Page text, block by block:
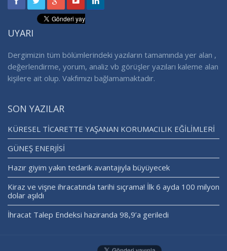
UYARI
Dergimizin tüm bölümlerindeki yazıların tamamında yer alan ,
değerlendirme, yorum, analiz vb görüşler yazıları kaleme alan
kişilere ait olup. Vakfımızı bağlamamaktadır.
SON YAZILAR
KÜRESEL TİCARETTE YAŞANAN KORUMACILIK EĞİLİMLERİ
GÜNEŞ ENERJİSİ
Hazır giyim yakın tedarik avantajıyla büyüyecek
Kiraz ve vişne ihracatında tarihi sıçrama! İlk 6 ayda 100 milyon
dolar aşıldı
İhracat Talep Endeksi haziranda 98,9’a geriledi